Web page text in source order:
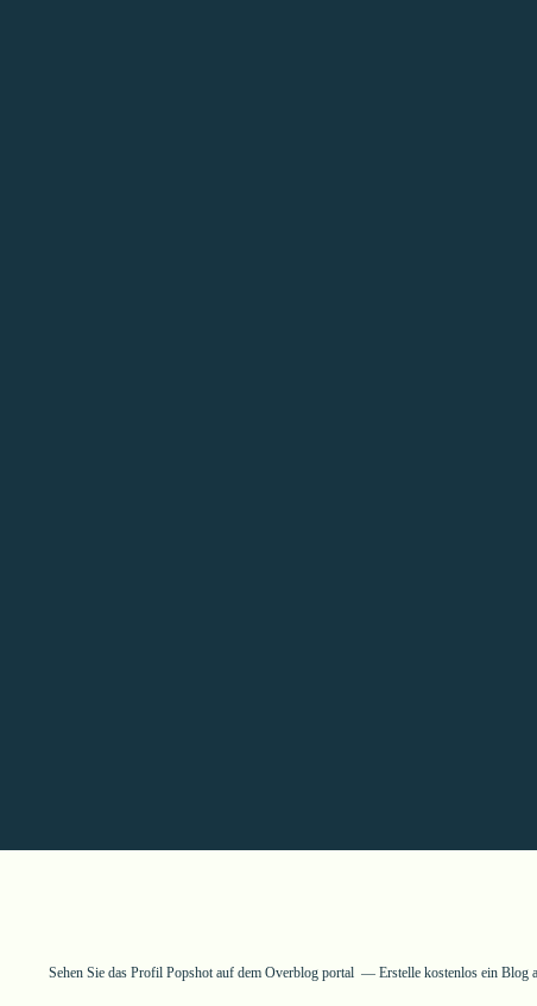
Sehen Sie das Profil Popshotauf dem Overblog portal Erstelle kostenlos ein Blog